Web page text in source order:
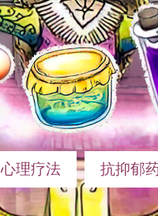
心理疗法 抗抑郁